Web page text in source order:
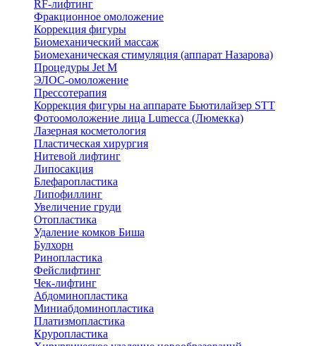
RF-лифтинг
Фракционное омоложение
Коррекция фигуры
Биомеханический массаж
Биомеханическая стимуляция (аппарат Назарова)
Процедуры Jet M
ЭЛОС-омоложение
Прессотерапия
Коррекция фигуры на аппарате Бьютилайзер STT
Фотоомоложение лица Lumecca (Люмекка)
Лазерная косметология
Пластическая хирургия
Нитевой лифтинг
Липосакция
Блефаропластика
Липофиллинг
Увеличение груди
Отопластика
Удаление комков Биша
Булхорн
Ринопластика
Фейслифтинг
Чек-лифтинг
Абдоминопластика
Миниабдоминопластика
Платизмопластика
Круропластика